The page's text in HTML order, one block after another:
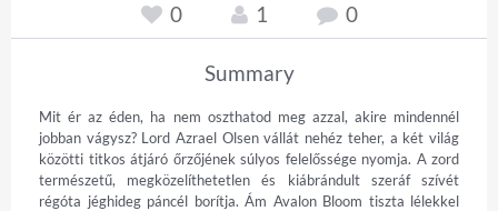
0 1 0
Summary
Mit ér az éden, ha nem oszthatod meg azzal, akire mindennél
jobban vágysz? Lord Azrael Olsen vállát nehéz teher, a két világ
közötti titkos átjáró őrzőjének súlyos felelőssége nyomja. A zord
természetű, megközelíthetetlen és kiábrándult szeráf szívét
régóta jéghideg páncél borítja. Ám Avalon Bloom tiszta lélekkel